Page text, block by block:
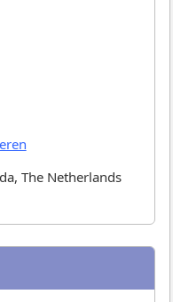
The Netherlands